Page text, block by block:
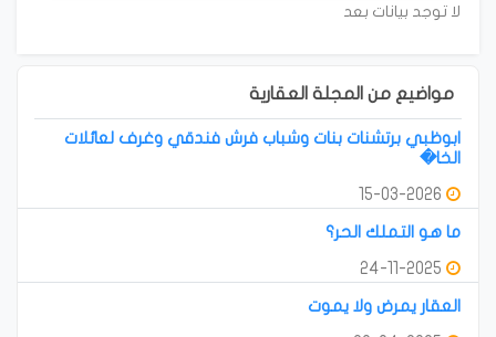
لا توجد بيانات بعد
مواضيع من المجلة العقارية
ابوظبي برتشنات بنات وشباب فرش فندقي وغرف لعائلات
الخا�
ما هو التملك الحر؟
العقار يمرض ولا يموت